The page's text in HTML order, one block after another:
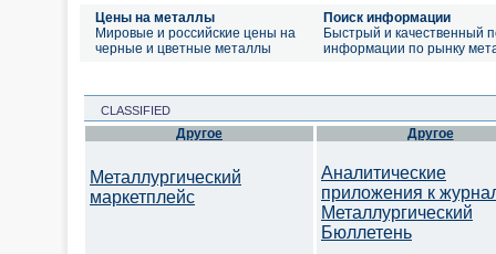
Цены на металлы
Мировые и российские цены на
черные и цветные металлы
Поиск информации
Быстрый и качественный
информации по рынку
CLASSIFIED
Другое
Металлургический
маркетплейс
Другое
Аналитические
приложения к
Металлургический
Бюллетень